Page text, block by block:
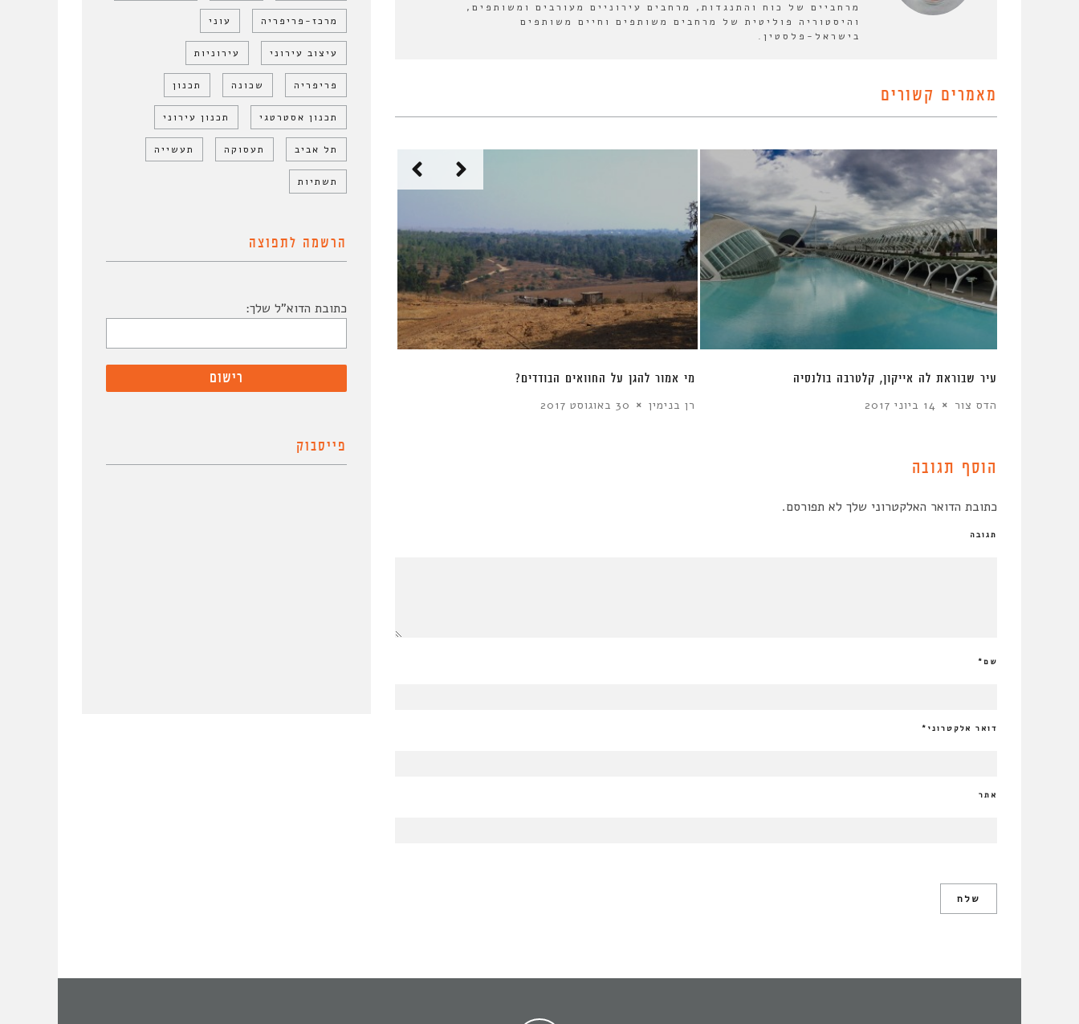
מרחביים של כוח והתנגדות, מרחבים עירוניים מעורבים ומשותפים,
והיסטוריה פוליטית של מרחבים משותפים וחיים משותפים
בישראל-פלסטין.
מאמרים קשורים
מי אמור להגן על החוואים הבודדים?
רן בנימין 30 באוגוסט 2017
עיר שבוראת לה אייקון, קלטרבה בולנסיה
הדס צור 14 ביוני 2017
הוסף תגובה
כתובת הדואר האלקטרוני שלך לא תפורסם.
תגובה
שם*
דואר אלקטרוני *
אתר
מרכז-פריפריה עוני
עיצוב עירוני עירוניות
פריפריה שכונה תכנון
תכנון אסטרטגי תכנון עירוני
תל אביב תעסוקה תעשייה
תשתיות
הרשמה לתפוצה
כתובת הדוא"ל שלך:
פייסבוק